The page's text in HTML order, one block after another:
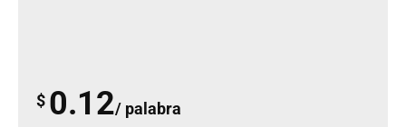
$ 0.12/ palabra